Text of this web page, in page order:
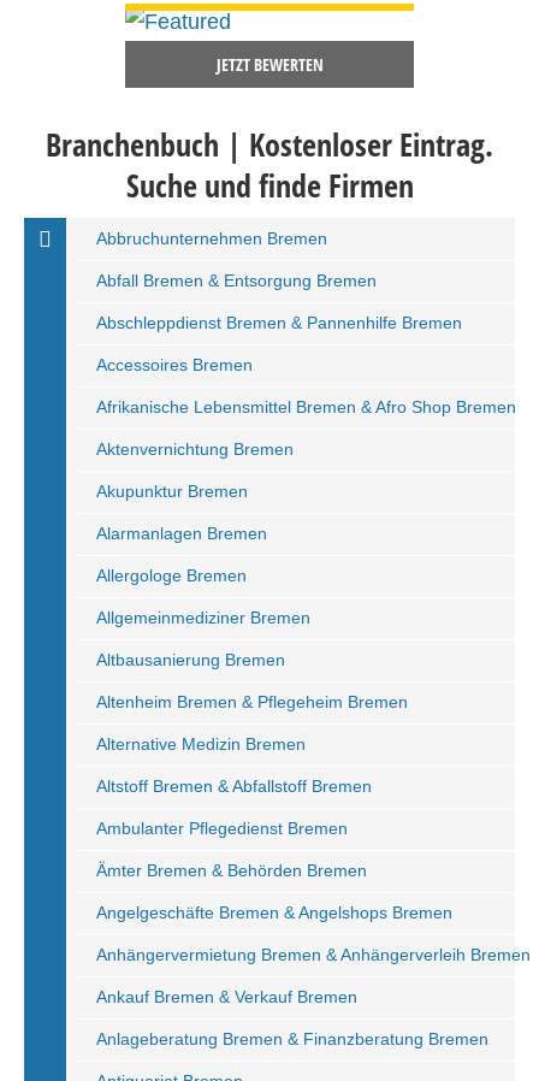
JETZT BEWERTEN
Branchenbuch | Kostenloser Eintrag.
Suche und finde Firmen
Abbruchunternehmen Bremen
Abfall Bremen & Entsorgung Bremen
Abschleppdienst Bremen & Pannenhilfe Bremen
Accessoires Bremen
Afrikanische Lebensmittel Bremen & Afro Shop Bremen
Aktenvernichtung Bremen
Akupunktur Bremen
Alarmanlagen Bremen
Allergologe Bremen
Allgemeinmediziner Bremen
Altbausanierung Bremen
Altenheim Bremen & Pflegeheim Bremen
Alternative Medizin Bremen
Altstoff Bremen & Abfallstoff Bremen
Ambulanter Pflegedienst Bremen
Ämter Bremen & Behörden Bremen
Angelgeschäfte Bremen & Angelshops Bremen
Anhängervermietung Bremen & Anhängerverleih Bremen
Ankauf Bremen & Verkauf Bremen
Anlageberatung Bremen & Finanzberatung Bremen